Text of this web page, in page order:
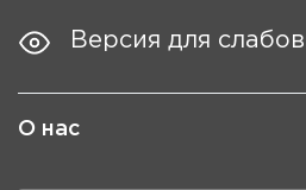
Версия для
О нас